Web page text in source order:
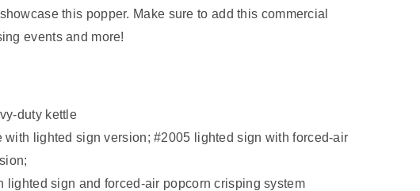
this popper. Make sure to add this commercial
events and more!
duty kettle
lighted sign version; #2005 lighted sign with forced-air
lighted sign and forced-air popcorn crisping system